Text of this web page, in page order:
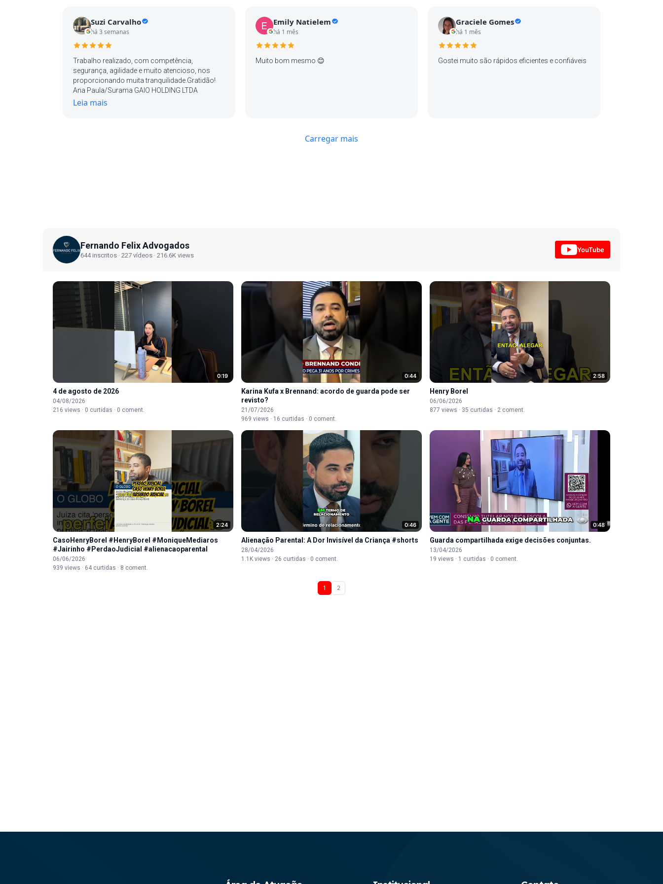
jurídica.É um profissional de extrema
competência, seguro e transparente. Além disso,
oferece um suporte impecável. Se você precisa
de um atendimento jurídico de excelência,
humanizado e de total confiança para resolver
Suzi Carvalho
há 3 semanas
Trabalho realizado, com competência,
segurança, agilidade e muito atencioso, nos
proporcionando muita tranquilidade.Gratidão!
Ana Paula/Surama GAIO HOLDING LTDA
Leia mais
Emily Natielem
há 1 mês
Muito bom mesmo 😊
Graciele Gomes
há 1 mês
Gostei muito são rápidos eficientes e confiáveis
Carregar mais
Fernando Felix Advogados
644 inscritos · 227 vídeos · 216.6K views
YouTube
0:19
4 de agosto de 2026
04/08/2026
216 views · 0 curtidas · 0 coment.
0:44
Karina Kufa x Brennand: acordo de guarda pode ser
revisto?
21/07/2026
969 views · 16 curtidas · 0 coment.
2:58
Henry Borel
06/06/2026
877 views · 35 curtidas · 2 coment.
2:24
CasoHenryBorel #HenryBorel #MoniqueMediaros
#Jairinho #PerdaoJudicial #alienacaoparental
06/06/2026
939 views · 64 curtidas · 8 coment.
0:46
Alienação Parental: A Dor Invisível da Criança #shorts
28/04/2026
1.1K views · 26 curtidas · 0 coment.
0:48
Guarda compartilhada exige decisões conjuntas.
13/04/2026
19 views · 1 curtidas · 0 coment.
1 2